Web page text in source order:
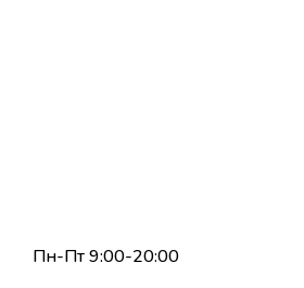
Пн-Пт 9:00-20:00